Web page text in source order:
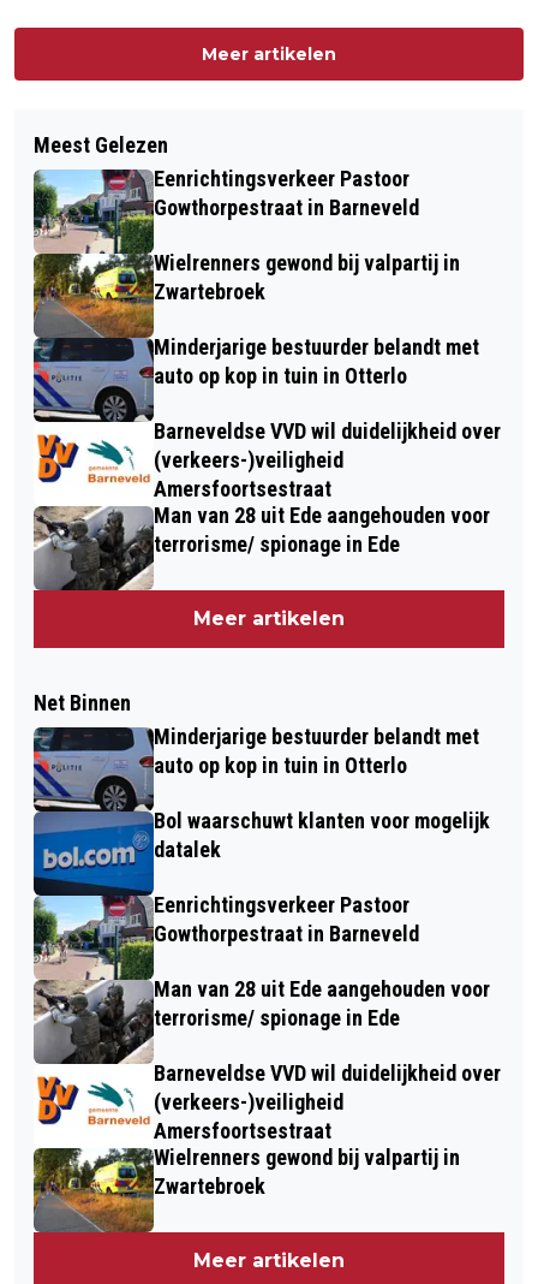
Meer artikelen
Meest Gelezen
Eenrichtingsverkeer Pastoor
Gowthorpestraat in Barneveld
Wielrenners gewond bij valpartij in
Zwartebroek
Minderjarige bestuurder belandt met
auto op kop in tuin in Otterlo
Barneveldse VVD wil duidelijkheid over
(verkeers-)veiligheid
Amersfoortsestraat
Man van 28 uit Ede aangehouden voor
terrorisme/ spionage in Ede
Meer artikelen
Net Binnen
Minderjarige bestuurder belandt met
auto op kop in tuin in Otterlo
Bol waarschuwt klanten voor mogelijk
datalek
Eenrichtingsverkeer Pastoor
Gowthorpestraat in Barneveld
Man van 28 uit Ede aangehouden voor
terrorisme/ spionage in Ede
Barneveldse VVD wil duidelijkheid over
(verkeers-)veiligheid
Amersfoortsestraat
Wielrenners gewond bij valpartij in
Zwartebroek
Meer artikelen